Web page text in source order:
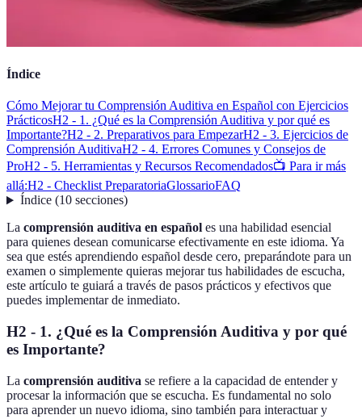
Índice
Cómo Mejorar tu Comprensión Auditiva en Español con Ejercicios
PrácticosH2 - 1. ¿Qué es la Comprensión Auditiva y por qué es
Importante?H2 - 2. Preparativos para EmpezarH2 - 3. Ejercicios de
Comprensión AuditivaH2 - 4. Errores Comunes y Consejos de
ProH2 - 5. Herramientas y Recursos Recomendados📺 Para ir más
allá:H2 - Checklist PreparatoriaGlossarioFAQ
Índice(10 secciones)
La comprensión auditiva en español es una habilidad esencial
para quienes desean comunicarse efectivamente en este idioma. Ya
sea que estés aprendiendo español desde cero, preparándote para un
examen o simplemente quieras mejorar tus habilidades de escucha,
este artículo te guiará a través de pasos prácticos y efectivos que
puedes implementar de inmediato.
H2 - 1. ¿Qué es la Comprensión Auditiva y por qué
es Importante?
La comprensión auditiva se refiere a la capacidad de entender y
procesar la información que se escucha. Es fundamental no solo
para aprender un nuevo idioma, sino también para interactuar y